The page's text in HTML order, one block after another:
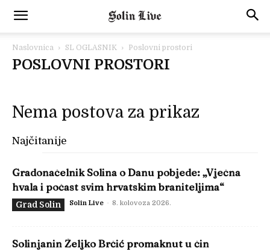
Naslovnica SL OGLASNIK Poslovni prostori
POSLOVNI PROSTORI
Nema postova za prikaz
Najčitanije
Gradonačelnik Solina o Danu pobjede: „Vječna
hvala i počast svim hrvatskim braniteljima“
Grad Solin Solin Live - 8. kolovoza 2026.
Solinjanin Željko Brčić promaknut u čin